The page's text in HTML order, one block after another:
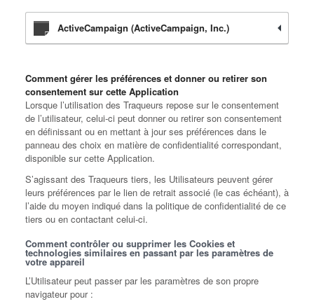
ActiveCampaign (ActiveCampaign, Inc.)
Comment gérer les préférences et donner ou retirer son
consentement sur cette Application
Lorsque l’utilisation des Traqueurs repose sur le consentement
de l’utilisateur, celui-ci peut donner ou retirer son consentement
en définissant ou en mettant à jour ses préférences dans le
panneau des choix en matière de confidentialité correspondant,
disponible sur cette Application.
S’agissant des Traqueurs tiers, les Utilisateurs peuvent gérer
leurs préférences par le lien de retrait associé (le cas échéant), à
l’aide du moyen indiqué dans la politique de confidentialité de ce
tiers ou en contactant celui-ci.
Comment contrôler ou supprimer les Cookies et
technologies similaires en passant par les paramètres de
votre appareil
L’Utilisateur peut passer par les paramètres de son propre
navigateur pour :